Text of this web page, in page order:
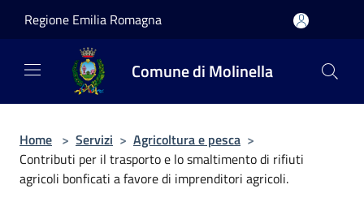
Regione Emilia Romagna
Comune di Molinella
Home > Servizi > Agricoltura e pesca >
Contributi per il trasporto e lo smaltimento di rifiuti
agricoli bonficati a favore di imprenditori agricoli.